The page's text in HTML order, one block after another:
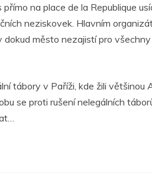
ar
e
na place de la Republique
neziskovek. Hlavním
město nezajistí pro
tábory v Paříži, kde žili většinou
se proti rušení nelegálních